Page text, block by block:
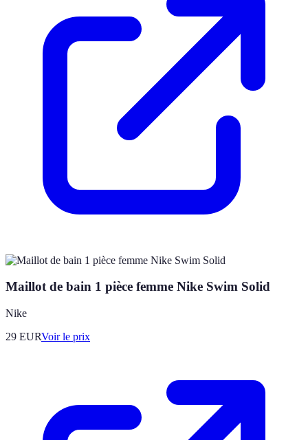
Maillot de bain 1 pièce femme Nike Swim Solid
Nike
29 EURVoir le prix